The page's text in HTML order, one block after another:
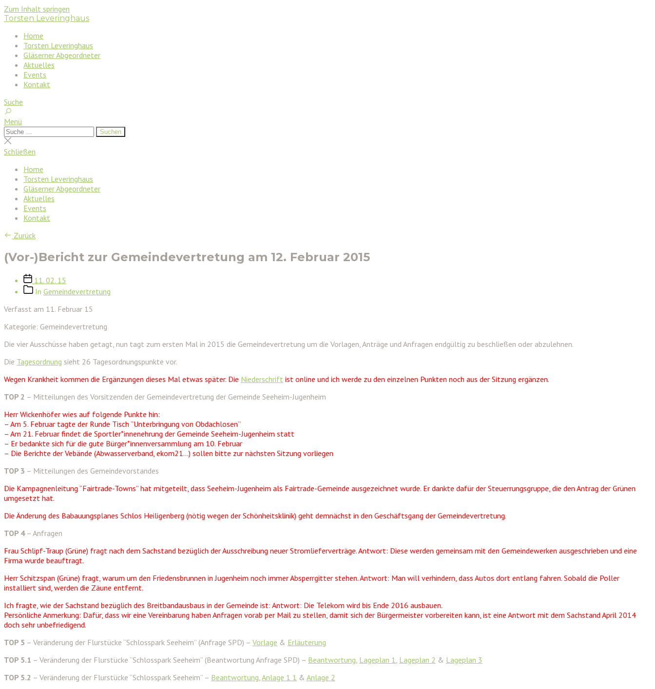
Zum Inhalt springen
Torsten Leveringhaus
Home
Torsten Leveringhaus
Gläserner Abgeordneter
Aktuelles
Events
Kontakt
Suche
Menü
Suchen
nach:
Suchen
Suche
schließen
Schließen
Home
Torsten Leveringhaus
Gläserner Abgeordneter
Aktuelles
Events
Kontakt
Zurück
(Vor-)Bericht zur Gemeindevertretung am 12. Februar 2015
Veröffentlichungsdatum
11. 02. 15
Beitragskategorien
In Gemeindevertretung
Verfasst am 11. Februar 15
Kategorie: Gemeindevertretung
Die vier Ausschüsse haben getagt, nun tagt zum ersten Mal in 2015 die Gemeindevertretung um die Vorlagen, Anträge und Anfragen endgültig zu beschließen oder abzulehnen.
Die Tagesordnung sieht 26 Tagesordnungspunkte vor.
Wegen Krankheit kommen die Ergänzungen dieses Mal etwas später. Die Niederschrift ist online und ich werde zu den einzelnen Punkten noch aus der Sitzung ergänzen.
TOP 2 – Mitteilungen des Vorsitzenden der Gemeindevertretung der Gemeinde Seeheim-Jugenheim
Herr Wickenhöfer wies auf folgende Punkte hin:
– Am 5. Februar tagte der Runde Tisch “Unterbringung von Obdachlosen”
– Am 21. Februar findet die Sportler*innenehrung der Gemeinde Seeheim-Jugenheim statt
– Er bedankte sich für die gute Bürger*innenversammlung am 10. Februar
– Die Berichte der Vebände (Abwasserverband, ekom21…) sollen bitte zur nächsten Sitzung vorliegen
TOP 3 – Mitteilungen des Gemeindevorstandes
Die Kampagnenleitung “Fairtrade-Towns” hat mitgeteilt, dass Seeheim-Jugenheim als Fairtrade-Gemeinde ausgezeichnet wurde. Er dankte dafür der Steuerrungsgruppe, die den Antrag der Grünen
umgesetzt hat.
Die Änderung des Babauungsplanes Schlos Heiligenberg (nötig wegen der Schönheitsklinik) geht demnächst in den Geschäftsgang der Gemeindevertretung.
TOP 4– Anfragen
Frau Schlipf-Traup (Grüne) fragt nach dem Sachstand bezüglich der Ausschreibung neuer Stromlieferverträge. Antwort: Diese werden gemeinsam mit den Gemeindewerken ausgeschrieben und eine
Firma wurde beauftragt.
Herr Schitzspan (Grüne) fragt, warum um den Friedensbrunnen in Jugenheim noch immer Absperrgitter stehen. Antwort: Man will verhindern, dass Autos dort entlang fahren. Sobald die Poller
installiert sind, werden die Zäune entfernt.
Ich fragte, wie der Sachstand bezüglich des Breitbandausbaus in der Gemeinde ist: Antwort: Die Telekom wird bis Ende 2016 ausbauen.
Persönliche Anmerkung: Dafür, dass wir eine Vereinbarung haben Anfragen vorab per Mail zu stellen, damit sich der Bürgermeister vorbereiten kann, ist eine Antwort mit dem Sachstand April 2014
doch sehr unbefriedigend.
TOP 5 – Veränderung der Flurstücke “Schlosspark Seeheim” (Anfrage SPD) – Vorlage & Erläuterung
TOP 5.1 – Veränderung der Flurstücke “Schlosspark Seeheim” (Beantwortung Anfrage SPD) – Beantwortung Lageplan 1 Lageplan 2 & Lageplan 3
TOP 5.2 – Veränderung der Flurstücke “Schlosspark Seeheim” – Beantwortung Anlage 1 1 & Anlage 2